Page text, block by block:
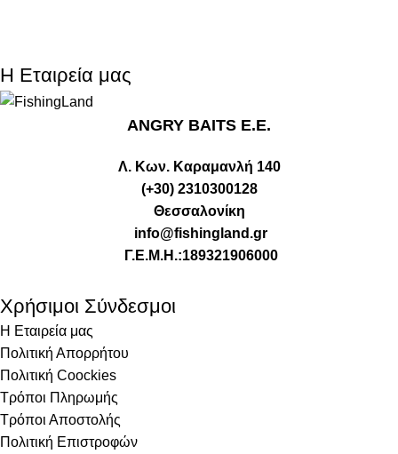
Η Εταιρεία μας
ANGRY BAITS Ε.Ε.
Λ. Κων. Καραμανλή 140
(+30) 2310300128
Θεσσαλονίκη
info@fishingland.gr
Γ.Ε.Μ.Η.:189321906000
Χρήσιμοι Σύνδεσμοι
Η Εταιρεία μας
Πολιτική Απορρήτου
Πολιτική Coockies
Τρόποι Πληρωμής
Τρόποι Αποστολής
Πολιτική Επιστροφών